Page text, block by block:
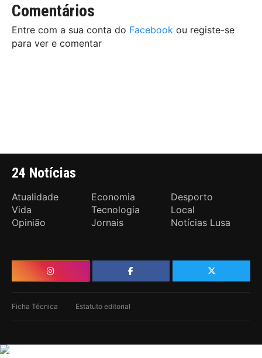
Comentários
Entre com a sua conta do Facebook ou registe-se
para ver e comentar
24 Notícias
Atualidade Economia
Desporto
Vida
Tecnologia
Local
Opinião
Jornais Notícias Lusa
Ficha Técnica Estatuto editorial